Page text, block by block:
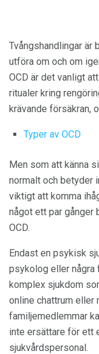
Tvångshandlingar är
utföra om och om
OCD är det vanligt
ritualer kring
krävande försäkran,
Typer av OCD
Men som att känna
normalt och betyder
viktigt att komma
något ett par gånger
OCD.
Endast en psykisk
psykolog eller några
komplex sjukdom
online chattrum eller
familjemedlemmar
inte ersättare för ett
sjukvårdspersonal.